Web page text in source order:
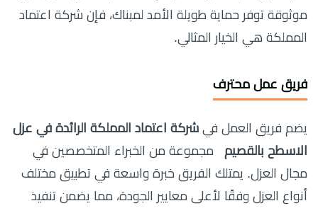
موثوقة توفر حماية طويلة الأمد لمبناك، فإن شركة اعتماد
المملكة هي الخيار المثالي.
فريق عمل محترف
يضم فريق العمل في شركة اعتماد المملكة الرائدة في عزل
الاسطح بالقصيم
مجموعة من الخبراء المتخصصين في
مجال العزل. يمتلك الفريق خبرة واسعة في تطبيق مختلف
أنواع العزل وفقًا لأعلى معايير الجودة، مما يضمن تنفيذ